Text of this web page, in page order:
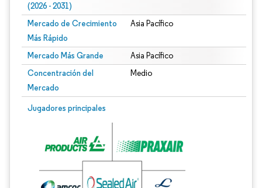
(2026 - 2031)
Mercado de Crecimiento
Más Rápido
Asia Pacífico
Mercado Más Grande Asia Pacífico
Concentración del
Mercado
Medio
Jugadores principales
Imagen © Mordor Intelligence. El uso requiere atribución según CC BY 4.0.